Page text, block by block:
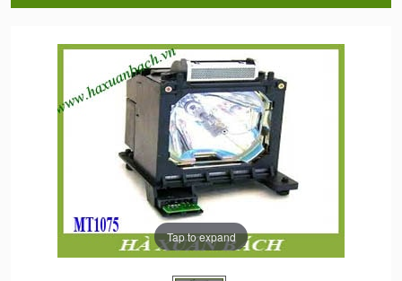
Tap to expand